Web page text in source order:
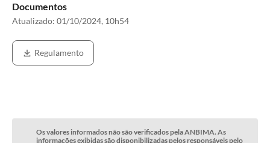
Documentos
Atualizado: 01/10/2024, 10h54
Regulamento
Os valores informados não são verificados pela ANBIMA. As
informações exibidas são disponibilizadas pelos responsáveis pelo